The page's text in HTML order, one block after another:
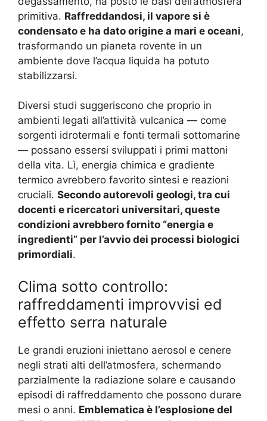
primitiva. Raffreddandosi, il vapore si è
condensato e ha dato origine a mari e oceani,
trasformando un pianeta rovente in un
ambiente dove l’acqua liquida ha potuto
stabilizzarsi.
Diversi studi suggeriscono che proprio in
ambienti legati all’attività vulcanica — come
sorgenti idrotermali e fonti termali sottomarine
— possano essersi sviluppati i primi mattoni
della vita. Lì, energia chimica e gradiente
termico avrebbero favorito sintesi e reazioni
cruciali. Secondo autorevoli geologi, tra cui
docenti e ricercatori universitari, queste
condizioni avrebbero fornito “energia e
ingredienti” per l’avvio dei processi biologici
primordiali.
Clima sotto controllo:
raffreddamenti improvvisi ed
effetto serra naturale
Le grandi eruzioni iniettano aerosol e cenere
negli strati alti dell’atmosfera, schermando
parzialmente la radiazione solare e causando
episodi di raffreddamento che possono durare
mesi o anni. Emblematica è l’esplosione del